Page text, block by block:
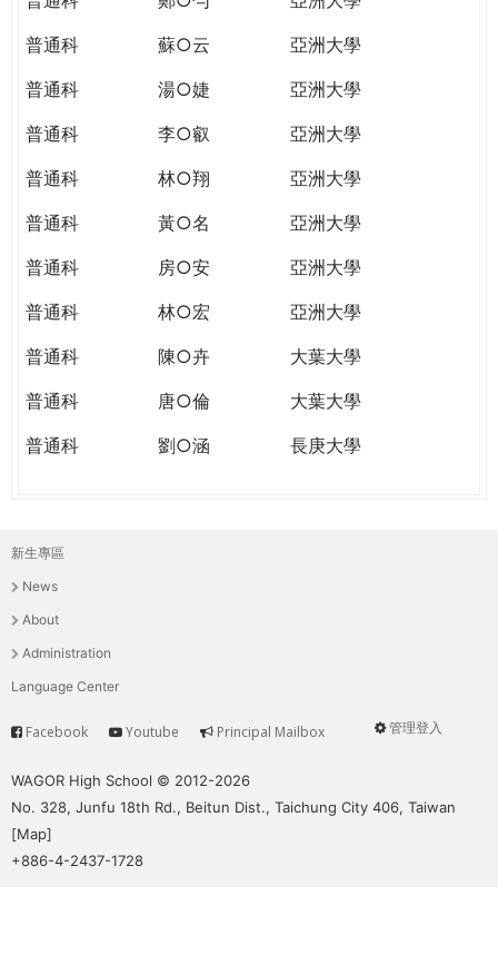
普通科
蘇○云
亞洲大學
普通科
湯○婕
亞洲大學
普通科
李○叡
亞洲大學
普通科
林○翔
亞洲大學
普通科
黃○名
亞洲大學
普通科
房○安
亞洲大學
普通科
林○宏
亞洲大學
普通科
陳○卉
大葉大學
普通科
唐○倫
大葉大學
普通科
劉○涵 長庚大學
主
選
單
新生專區
News
About
Administration
Language Center
User
管理登入
Service
Facebook Youtube Principal Mailbox
WAGOR High School © 2012-2026
No. 328, Junfu 18th Rd., Beitun Dist., Taichung City 406, Taiwan
[Map]
+886-4-2437-1728